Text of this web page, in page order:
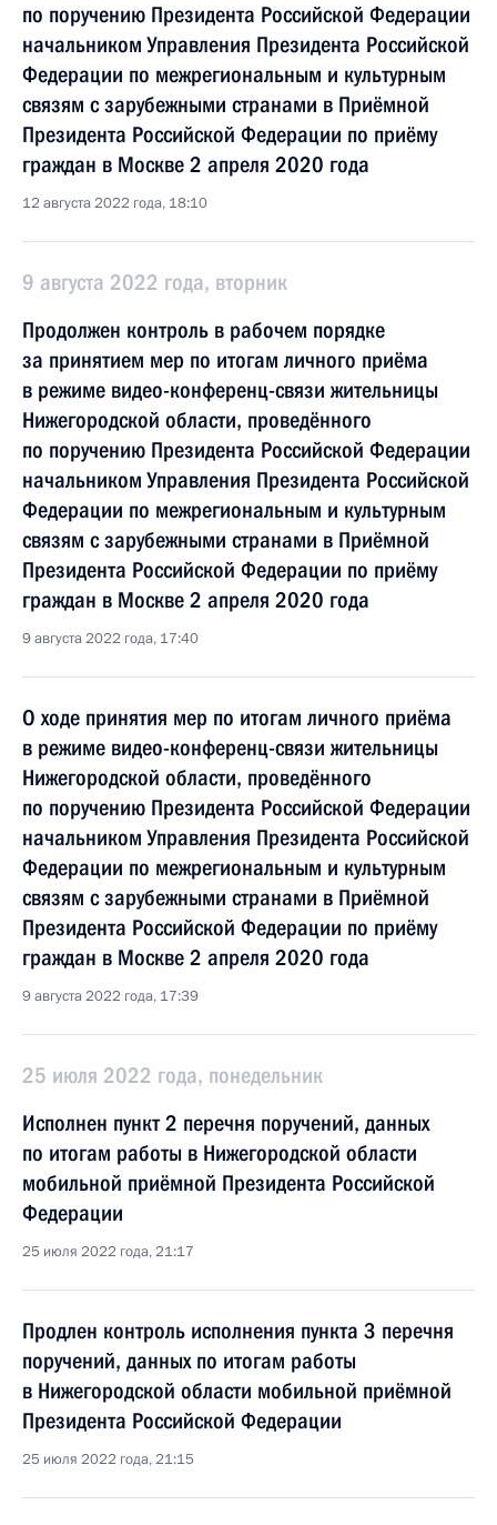
по поручению Президента Российской Федерации
начальником Управления Президента Российской
Федерации по межрегиональным и культурным
связям с зарубежными странами в Приёмной
Президента Российской Федерации по приёму
граждан в Москве 2 апреля 2020 года
12 августа 2022 года, 18:10
9 августа 2022 года, вторник
Продолжен контроль в рабочем порядке
за принятием мер по итогам личного приёма
в режиме видео-конференц-связи жительницы
Нижегородской области, проведённого
по поручению Президента Российской Федерации
начальником Управления Президента Российской
Федерации по межрегиональным и культурным
связям с зарубежными странами в Приёмной
Президента Российской Федерации по приёму
граждан в Москве 2 апреля 2020 года
9 августа 2022 года, 17:40
О ходе принятия мер по итогам личного приёма
в режиме видео-конференц-связи жительницы
Нижегородской области, проведённого
по поручению Президента Российской Федерации
начальником Управления Президента Российской
Федерации по межрегиональным и культурным
связям с зарубежными странами в Приёмной
Президента Российской Федерации по приёму
граждан в Москве 2 апреля 2020 года
9 августа 2022 года, 17:39
25 июля 2022 года, понедельник
Исполнен пункт 2 перечня поручений, данных
по итогам работы в Нижегородской области
мобильной приёмной Президента Российской
Федерации
25 июля 2022 года, 21:17
Продлен контроль исполнения пункта 3 перечня
поручений, данных по итогам работы
в Нижегородской области мобильной приёмной
Президента Российской Федерации
25 июля 2022 года, 21:15